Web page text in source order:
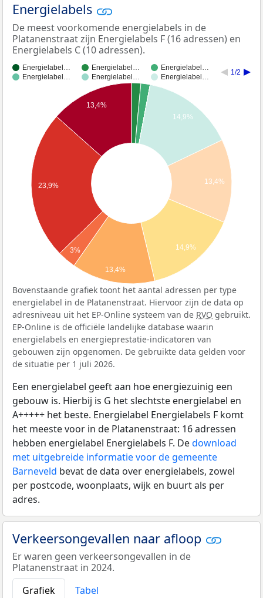
Energielabels
De meest voorkomende energielabels in de
Platanenstraat zijn Energielabels F (16 adressen) en
Energielabels C (10 adressen).
Energielabel… Energielabel…
Energielabel…
Energielabel…
Energielabel… Energielabel…
1/2
14,9%
13,4%
14,9%
13,4%
23,9%
3%
13,4%
Bovenstaande grafiek toont het aantal adressen per type
energielabel in de Platanenstraat. Hiervoor zijn de data op
adresniveau uit het EP-Online systeem van de RVO gebruikt.
EP-Online is de officiële landelijke database waarin
energielabels en energieprestatie-indicatoren van
gebouwen zijn opgenomen. De gebruikte data gelden voor
de situatie per 1 juli 2026.
Een energielabel geeft aan hoe energiezuinig een
gebouw is. Hierbij is G het slechtste energielabel en
A+++++ het beste. Energielabel Energielabels F komt
het meeste voor in de Platanenstraat: 16 adressen
hebben energielabel Energielabels F. Dedownload
met uitgebreide informatie voor de gemeente
Barneveld bevat de data over energielabels, zowel
per postcode, woonplaats, wijk en buurt als per
adres.
Verkeersongevallen naar afloop
Er waren geen verkeersongevallen in de
Platanenstraat in 2024.
Grafiek
Tabel